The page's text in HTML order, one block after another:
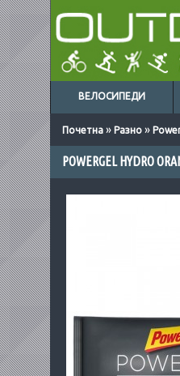
ВЕЛОСИПЕДИ
Почетна » Разно »
POWERGEL HYDRO